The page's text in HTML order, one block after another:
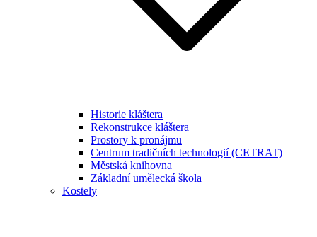
Historie kláštera
Rekonstrukce kláštera
Prostory k pronájmu
Centrum tradičních technologií (CETRAT)
Městská knihovna
Základní umělecká škola
Kostely